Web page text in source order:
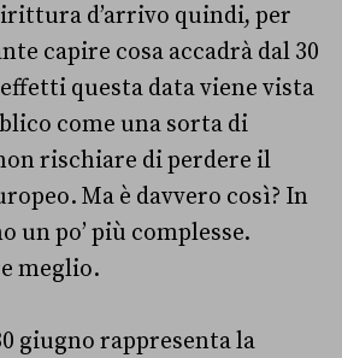
d’arrivo quindi, per
capire cosa accadrà dal 30
questa data viene vista
come una sorta di
rischiare di perdere il
Ma è davvero così? In
un po’ più complesse.
meglio.
giugno rappresenta la